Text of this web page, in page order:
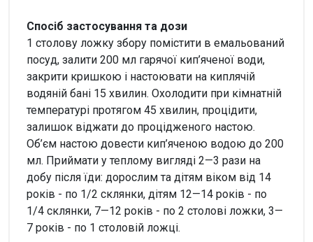
Спосіб застосування та дози
1 столову ложку збору помістити в емальований
посуд, залити 200 мл гарячої кип’яченої води,
закрити кришкою і настоювати на киплячій
водяній бані 15 хвилин. Охолодити при кімнатній
температурі протягом 45 хвилин, процідити,
залишок віджати до процідженого настою.
Об’єм настою довести кип’яченою водою до 200
мл. Приймати у теплому вигляді 2—3 рази на
добу після їди: дорослим та дітям віком від 14
років - по 1/2 склянки, дітям 12—14 років - по
1/4 склянки, 7—12 років - по 2 столові ложки, 3—
7 років - по 1 столовій ложці.